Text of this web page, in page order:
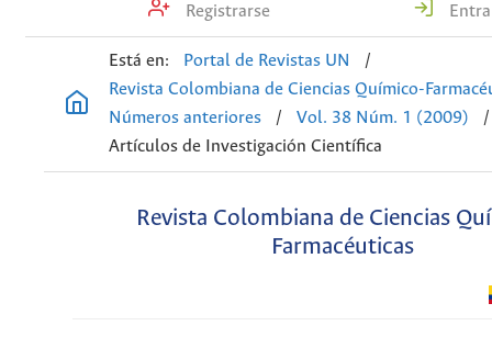
Registrarse
Está en: Portal de Revistas UN
/
Revista Colombiana de Ciencias Químico-
Números anteriores
/ Vol. 38 Núm. 1 (2009)
/
Artículos de Investigación Científica
Revista Colombiana de Ciencias
Farmacéuticas